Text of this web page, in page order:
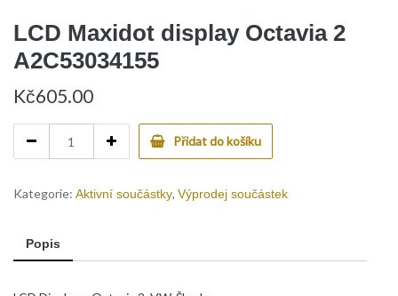
LCD Maxidot display Octavia 2
A2C53034155
Kč605.00
Maxidot
Octavia
quantity
Přidat do košíku
Kategorie: Aktivní součástky, Výprodej součástek
Popis